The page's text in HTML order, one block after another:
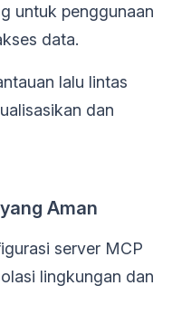
untuk penggunaan
data.
lalu lintas
dan
Aman
server MCP
lingkungan dan